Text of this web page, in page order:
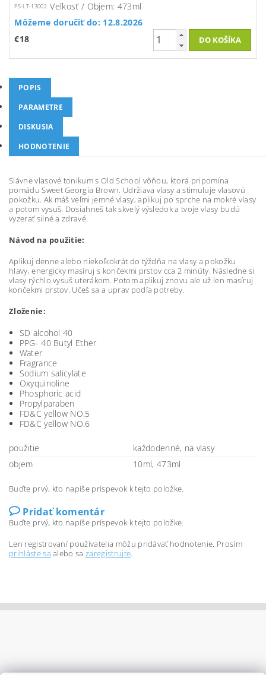
PS-LT-13002 Veľkosť / Objem: 473ml
Môžeme doručiť do: 12.8.2026
€18
POPIS
PARAMETRE
DISKUSIA
HODNOTENIE
Slávne vlasové tonikum s Old School vôňou, ktorá pripomína
pomádu Sweet Georgia Brown. Udržiava vlasy a stimuluje vlasovú
pokožku. Ak máš veľmi jemné vlasy, aplikuj po sprche na mokré vlasy
a potom vysuš. Dosiahneš tak skvelý výsledok a tvoje vlasy budú
vyzerať silné a zdravé.
Návod na použitie:
Aplikuj denne alebo niekoľkokrát do týždňa na vlasy a pokožku
hlavy, energicky masíruj s končekmi prstov cca 2 minúty. Následne si
vlasy rýchlo vysuš uterákom. Potom aplikuj znovu ale už len masíruj
končekmi prstov. Učeš sa a uprav podľa potreby.
Zloženie:
SD alcohol 40
PPG- 40 Butyl Ether
Water
Fragrance
Sodium salicylate
Oxyquinoline
Phosphoric acid
Propylparaben
FD&C yellow NO.5
FD&C yellow NO.6
použitie
každodenné, na vlasy
objem
10ml, 473ml
Buďte prvý, kto napíše príspevok k tejto položke.
Pridať komentár
Buďte prvý, kto napíše príspevok k tejto položke.
Len registrovaní používatelia môžu pridávať hodnotenie. Prosím
prihláste sa alebo sazaregistrujte.